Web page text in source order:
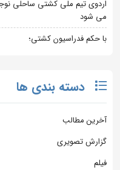
می شود
با حکم فدراسیون کشتی؛
دسته بندی ها
آخرین مطالب
گزارش تصویری
فیلم